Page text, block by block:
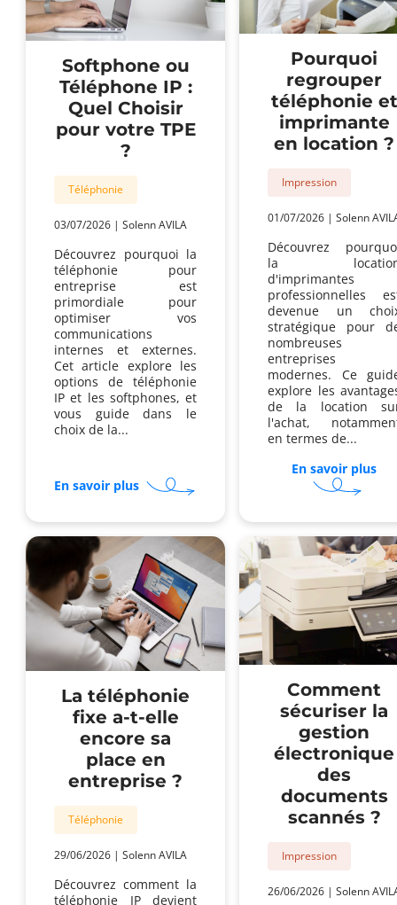
Softphone ou
Téléphone IP :
Quel Choisir
pour votre TPE
?
Téléphonie
03/07/2026 | Solenn AVILA
Découvrez pourquoi la
téléphonie pour
entreprise est
primordiale pour
optimiser vos
communications
internes et externes.
Cet article explore les
options de téléphonie
IP et les softphones, et
vous guide dans le
choix de la...
En savoir plus sur
Softphone
Téléphone
:
Quel
Choisir
pour
votre
TPE
?
Pourquoi
regrouper
téléphonie et
imprimante
en location ?
Impression
01/07/2026 | Solenn
Découvrez
la
d'imprimantes
professionnelles
devenue un
stratégique pour
nombreuses
entreprises
modernes. Ce
explore les
de la location
l'achat,
en termes de...
En savoir plus
et
en
?
La téléphonie
fixe a-t-elle
encore sa
place en
entreprise ?
Téléphonie
29/06/2026 | Solenn AVILA
Découvrez comment la
téléphonie IP devient
Comment
sécuriser la
gestion
électronique
des
documents
scannés ?
Impression
26/06/2026 | Solenn